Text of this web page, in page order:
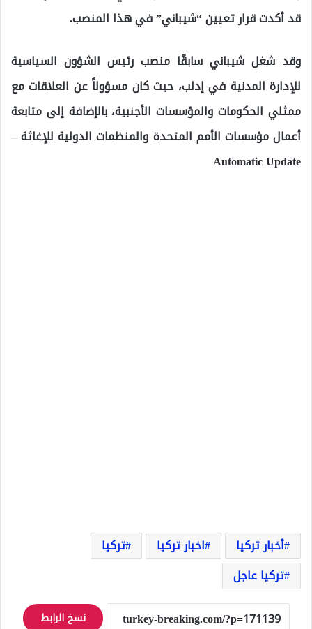
قد أكدت قرار تعيين “شيباني” في هذا المنصب.
وقد شغل شيباني سابقًا منصب رئيس الشؤون السياسية
للإدارة المدنية في إدلب، حيث كان مسؤولاً عن العلاقات مع
ممثلي الحكومات والمؤسسات الأجنبية، بالإضافة إلى متابعة
أعمال مؤسسات الأمم المتحدة والمنظمات الدولية للإغاثة –
Automatic Update
أخبار تركيا اخبار تركيا
تركيا
تركيا عاجل
نسخ الرابط